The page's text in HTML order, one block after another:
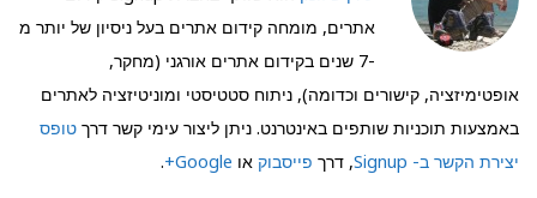
אתרים, מומחה קידום אתרים בעל ניסיון של יותר מ
-7 שנים בקידום אתרים אורגני (מחקר,
אופטימיזציה, קישורים וכדומה), ניתוח סטטיסטי ומוניטיזציה לאתרים
באמצעות תוכניות שותפים באינטרנט. ניתן ליצור עימי קשר דרך טופס
יצירת הקשר ב- Signup
, דרך פייסבוק או Google+
.